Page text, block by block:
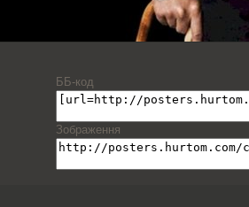
ББ-код
Зображення